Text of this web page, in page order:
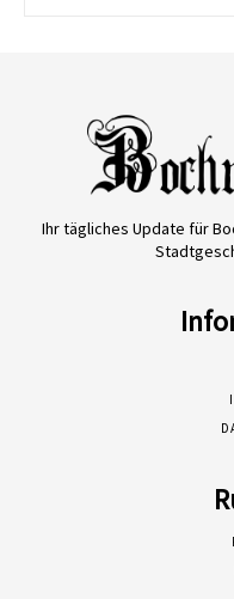
Ihr tägliches Update für